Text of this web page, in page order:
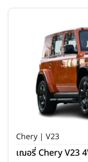
Chery | V23
เฌอรี่ Chery V23